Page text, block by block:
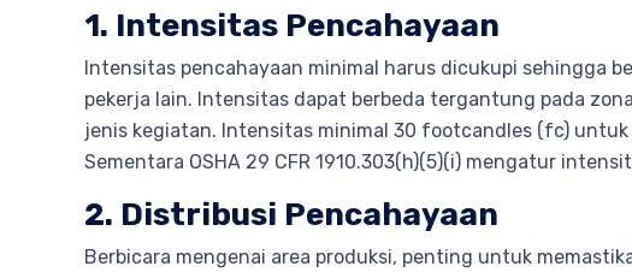
1. Intensitas Pencahayaan
Intensitas pencahayaan minimal harus dicukupi sehingga
pekerja lain. Intensitas dapat berbeda tergantung pada
jenis kegiatan. Intensitas minimal 30 footcandles (fc)
Sementara OSHA 29 CFR 1910.303(h)(5)(i) mengatur
2. Distribusi Pencahayaan
Berbicara mengenai area produksi, penting untuk